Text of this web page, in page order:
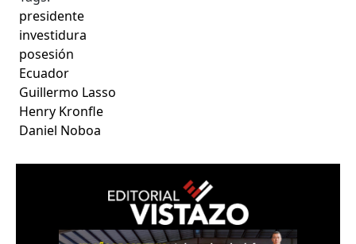
presidente
investidura
posesión
Ecuador
Guillermo Lasso
Henry Kronfle
Daniel Noboa